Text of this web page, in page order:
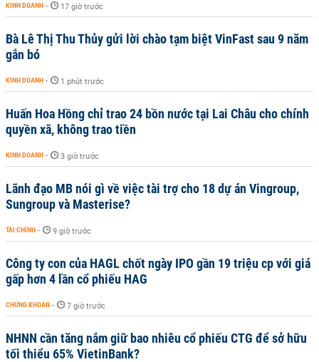
KINH DOANH - 17 giờ trước
Bà Lê Thị Thu Thủy gửi lời chào tạm biệt VinFast sau 9 năm
gắn bó
KINH DOANH - 1 phút trước
Huấn Hoa Hồng chỉ trao 24 bồn nước tại Lai Châu cho chính
quyền xã, không trao tiền
KINH DOANH - 3 giờ trước
Lãnh đạo MB nói gì về việc tài trợ cho 18 dự án Vingroup,
Sungroup và Masterise?
TÀI CHÍNH - 9 giờ trước
Công ty con của HAGL chốt ngày IPO gần 19 triệu cp với giá
gấp hơn 4 lần cổ phiếu HAG
CHỨNG KHOÁN - 7 giờ trước
NHNN cần tăng nắm giữ bao nhiêu cổ phiếu CTG để sở hữu
tối thiểu 65% VietinBank?